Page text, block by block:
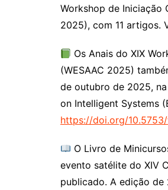
Workshop de Iniciação
2025), com 11 artigos.
Os Anais do XIX
(WESAAC 2025)
de outubro de 2025,
on Intelligent Systems
https://doi.org/
O Livro de
evento satélite do XIV
publicado. A edição